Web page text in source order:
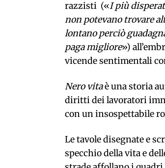
razzisti («I più
non potevano trovare
lontano perciò
paga migliore»)
vicende sentimentali
Nero vitaè una storia
diritti dei lavoratori
con un insospettabile
Le tavole disegnate e
specchio della vita e